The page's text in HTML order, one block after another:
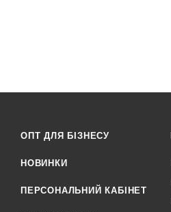
ОПТ ДЛЯ БІЗНЕСУ
НОВИНКИ
ПЕРСОНАЛЬНИЙ КАБІНЕТ